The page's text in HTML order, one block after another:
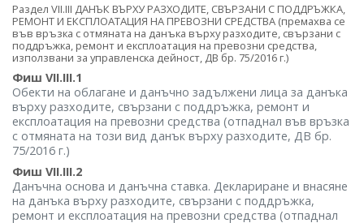
Раздел VII.III ДАНЪК ВЪРХУ РАЗХОДИТЕ, СВЪРЗАНИ С ПОДДРЪЖКА,
РЕМОНТ И ЕКСПЛОАТАЦИЯ НА ПРЕВОЗНИ СРЕДСТВА (премахва се
във връзка с отмяната на данъка върху разходите, свързани с
поддръжка, ремонт и експлоатация на превозни средства,
използвани за управленска дейност, ДВ бр. 75/2016 г.)
Фиш VII.III.1
Обекти на облагане и данъчно задължени лица за данъка
върху разходите, свързани с поддръжка, ремонт и
експлоатация на превозни средства (отпаднал във връзка
с отмяната на този вид данък върху разходите, ДВ бр.
75/2016 г.)
Фиш VII.III.2
Данъчна основа и данъчна ставка. Деклариране и внасяне
на данъка върху разходите, свързани с поддръжка,
ремонт и експлоатация на превозни средства (отпаднал